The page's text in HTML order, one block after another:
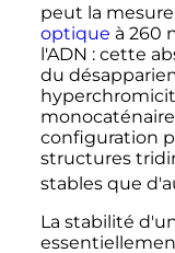
peut la
optique à 260
l'ADN : cette
du
configuration
structures
stables que
La stabilité